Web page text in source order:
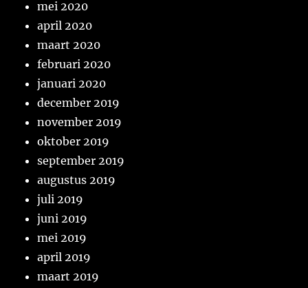
mei 2020
april 2020
maart 2020
februari 2020
januari 2020
december 2019
november 2019
oktober 2019
september 2019
augustus 2019
juli 2019
juni 2019
mei 2019
april 2019
maart 2019